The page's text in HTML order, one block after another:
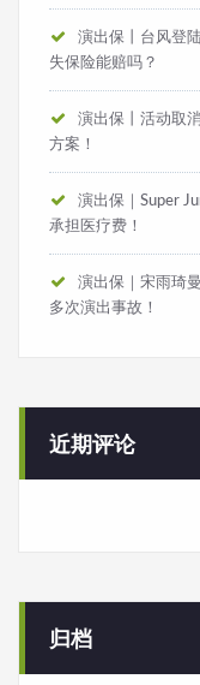
演出保丨台风登
失保险能赔吗？
演出保丨活动取
方案！
演出保｜Super
承担医疗费！
演出保｜宋雨琦
多次演出事故！
近期评论
归档